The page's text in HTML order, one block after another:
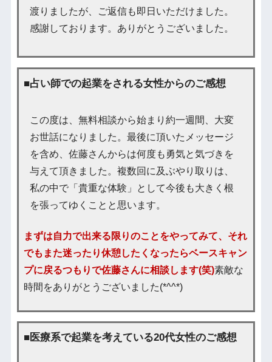
渡りましたが、ご返信も即日いただけました。
感謝しております。ありがとうございました。
■占い師での起業をされる女性からのご感想
この度は、無料相談から始まり約一週間、大変
お世話になりました。最後に頂いたメッセージ
を含め、佐藤さんからは何度も勇気と気づきを
与えて頂きました。複数回に及ぶやり取りは、
私の中で「貴重な体験」として今後も大きく根
を張ってゆくことと思います。
まずは自力で出来る限りのことをやってみて、それ
でもまた迷ったり休憩したくなったらベースキャン
プに戻るつもりで佐藤さんに相談します(笑)素敵な
時間をありがとうございました(*^^*)
■医療系で起業を考えている20代女性のご感想